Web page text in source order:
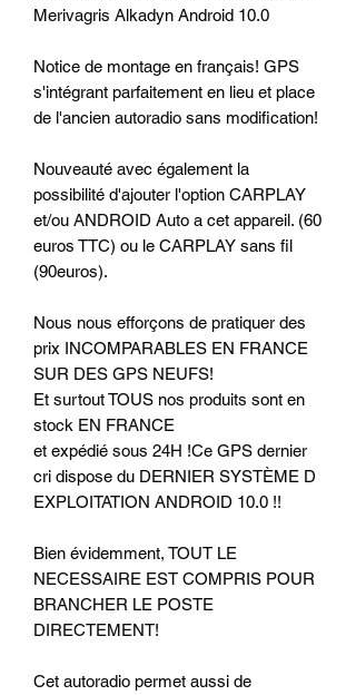
Merivagris Alkadyn Android 10.0
Notice de montage en français! GPS
s'intégrant parfaitement en lieu et place
de l'ancien autoradio sans modification!
Nouveauté avec également la
possibilité d'ajouter l'option CARPLAY
et/ou ANDROID Auto a cet appareil. (60
euros TTC) ou le CARPLAY sans fil
(90euros).
Nous nous efforçons de pratiquer des
prix INCOMPARABLES EN FRANCE
SUR DES GPS NEUFS!
Et surtout TOUS nos produits sont en
stock EN FRANCE
et expédié sous 24H !Ce GPS dernier
cri dispose du DERNIER SYSTÈME D
EXPLOITATION ANDROID 10.0 !!
Bien évidemment, TOUT LE
NECESSAIRE EST COMPRIS POUR
BRANCHER LE POSTE
DIRECTEMENT!
Cet autoradio permet aussi de